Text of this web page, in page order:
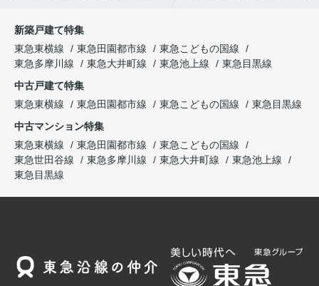
新築戸建て特集
東急東横線
東急田園都市線
東急こどもの国線
東急多摩川線
東急大井町線 東急池上線
東急目黒線
中古戸建て特集
東急東横線
東急田園都市線 東急こどもの国線
東急目黒線
中古マンション特集
東急東横線
東急田園都市線
東急こどもの国線
東急世田谷線
東急多摩川線 東急大井町線
東急池上線
東急目黒線